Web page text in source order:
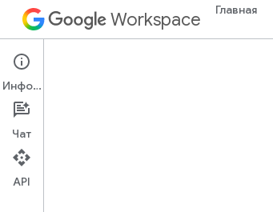
Workspace Главная
Admin console
Обзор Справочные
Информация
Чат
API